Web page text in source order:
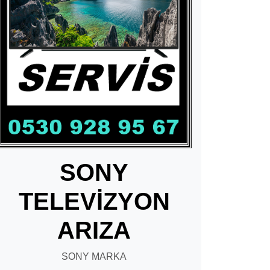
SONY
TELEVİZYON
ARIZA
SONY MARKA